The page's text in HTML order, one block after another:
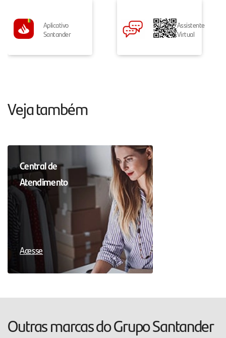
Aplicativo
Santander
Assistente
Virtual
Veja também
Central de
Atendimento
Acesse
Outras marcas do Grupo Santander